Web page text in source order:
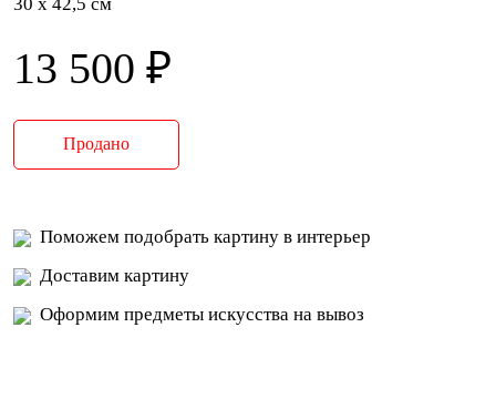
13 500 ₽
Продано
Поможем подобрать картину в интерьер
Доставим картину
Оформим предметы искусства на вывоз